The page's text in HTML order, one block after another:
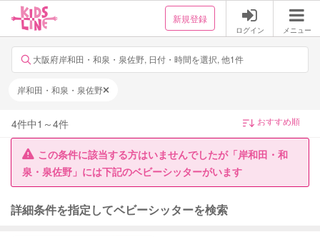
新規登録
ログイン メニュー
大阪府岸和田・和泉・泉佐野, 日付・時間を選択, 他1件
岸和田・和泉・泉佐野
4件中1 ～4件
この条件に該当する方はいませんでしたが「岸和田・和
泉・泉佐野」には下記のベビーシッターがいます
詳細条件を指定してベビーシッターを検索